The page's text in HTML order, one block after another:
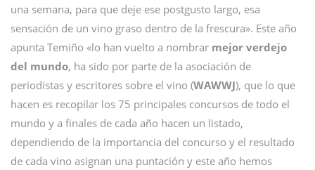
una semana, para que deje ese postgusto largo, esa
sensación de un vino graso dentro de la frescura». Este año
apunta Temiño «lo han vuelto a nombrar mejor verdejo
del mundo, ha sido por parte de la asociación de
periodistas y escritores sobre el vino (WAWWJ), que lo que
hacen es recopilar los 75 principales concursos de todo el
mundo y a finales de cada año hacen un listado,
dependiendo de la importancia del concurso y el resultado
de cada vino asignan una puntación y este año hemos